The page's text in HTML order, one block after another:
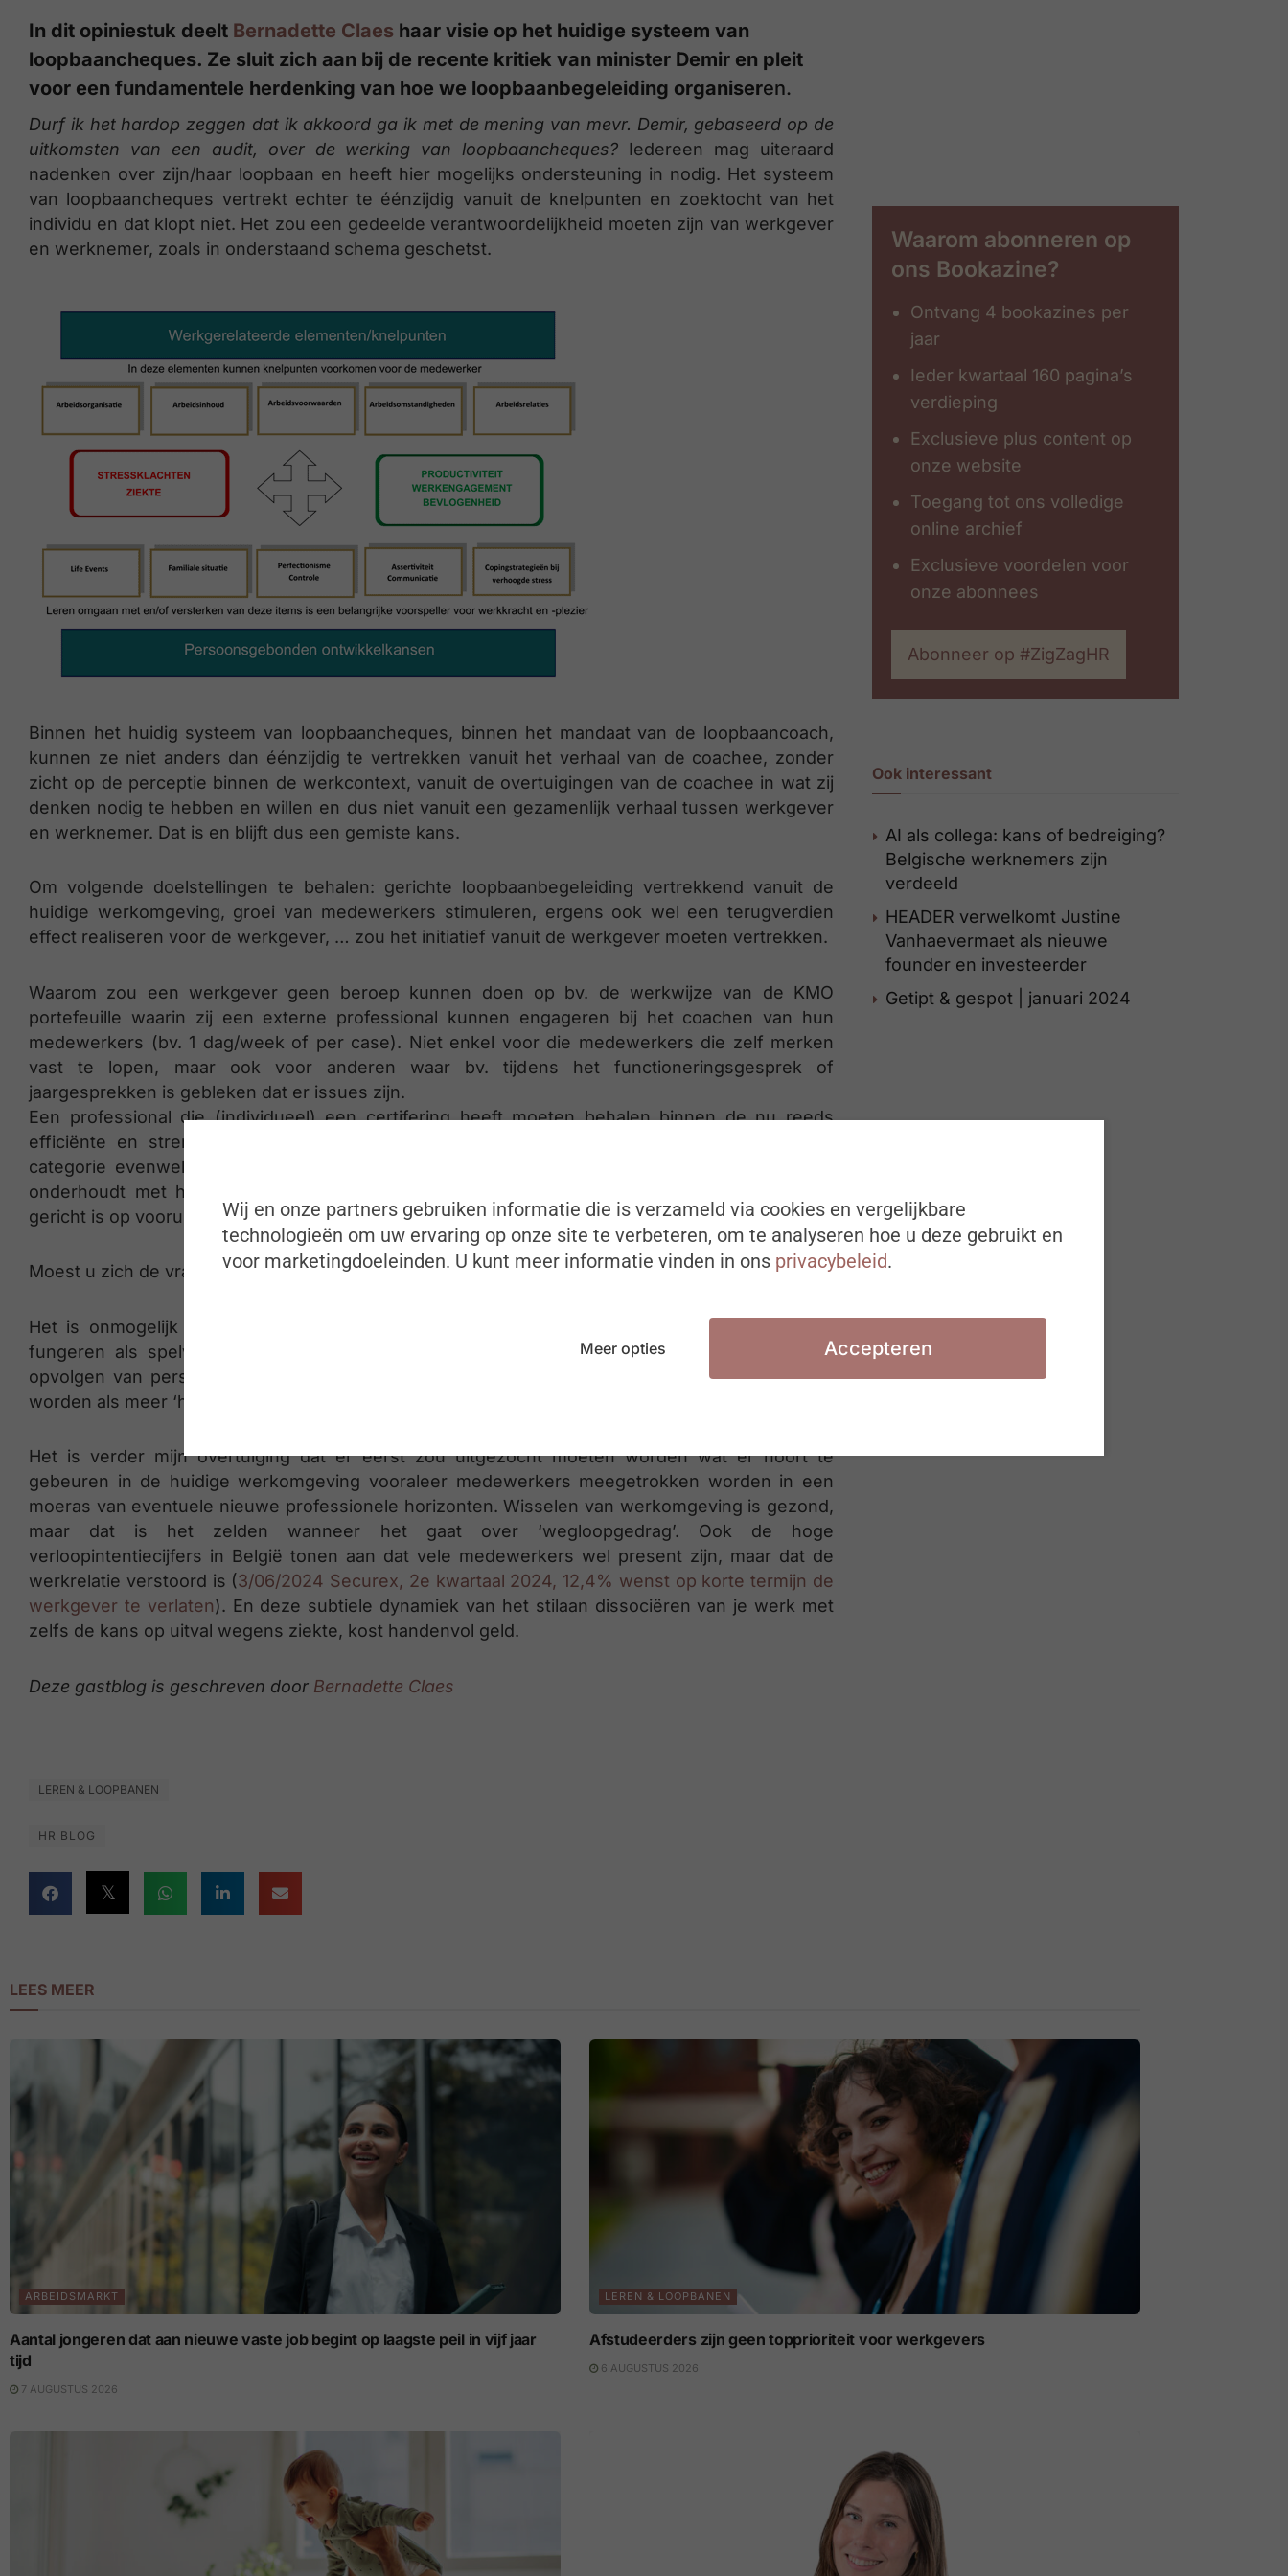
In dit opiniestuk deelt Bernadette Claes haar visie op het huidige systeem van
loopbaancheques. Ze sluit zich aan bij de recente kritiek van minister Demir en pleit
voor een fundamentele herdenking van hoe we loopbaanbegeleiding organiseren.
Durf ik het hardop zeggen dat ik akkoord ga ik met de mening van mevr. Demir, gebaseerd op de
uitkomsten van een audit, over de werking van loopbaancheques? Iedereen mag uiteraard
nadenken over zijn/haar loopbaan en heeft hier mogelijks ondersteuning in nodig. Het systeem
van loopbaancheques vertrekt echter te éénzijdig vanuit de knelpunten en zoektocht van het
individu en dat klopt niet. Het zou een gedeelde verantwoordelijkheid moeten zijn van werkgever
en werknemer, zoals in onderstaand schema geschetst.
Binnen het huidig systeem van loopbaancheques, binnen het mandaat van de loopbaancoach,
kunnen ze niet anders dan éénzijdig te vertrekken vanuit het verhaal van de coachee, zonder
zicht op de perceptie binnen de werkcontext, vanuit de overtuigingen van de coachee in wat zij
denken nodig te hebben en willen en dus niet vanuit een gezamenlijk verhaal tussen werkgever
en werknemer. Dat is en blijft dus een gemiste kans.
Om volgende doelstellingen te behalen: gerichte loopbaanbegeleiding vertrekkend vanuit de
huidige werkomgeving, groei van medewerkers stimuleren, ergens ook wel een terugverdien
effect realiseren voor de werkgever, … zou het initiatief vanuit de werkgever moeten vertrekken.
Waarom zou een werkgever geen beroep kunnen doen op bv. de werkwijze van de KMO
portefeuille waarin zij een externe professional kunnen engageren bij het coachen van hun
medewerkers (bv. 1 dag/week of per case). Niet enkel voor die medewerkers die zelf merken
vast te lopen, maar ook voor anderen waar bv. tijdens het functioneringsgesprek of
jaargesprekken is gebleken dat er issues zijn.
Een professional die (individueel) een certifering heeft moeten behalen binnen de nu reeds
efficiënte en strenge auditvoorwaarden van de KMO portefeuille (aan te passen aan deze
categorie evenwel). Een professional die de gebruiken van het bedrijf leert kennen, contact
onderhoudt met het management, bemiddelend en coachend optreedt, als extern klankbord
gericht is op vooruitgang en groei voor zowel de medewerkers als het bedrijf.
Moest u zich de vraag stellen of dit niet aan HR afdelingen toekomt?
Het is onmogelijk voor de HR afdelingen om deze specifieke rol op te nemen aangezien zij
fungeren als spelverdeler en aanvuurder van het management in het aanwerven, opleiden,
opvolgen van personeelsdossiers, … van medewerkers. Zij zullen intern steeds gepercipieerd
worden als meer ‘horend bij het management’.
Het is verder mijn overtuiging dat er eerst zou uitgezocht moeten worden wat er hoort te
gebeuren in de huidige werkomgeving vooraleer medewerkers meegetrokken worden in een
moeras van eventuele nieuwe professionele horizonten. Wisselen van werkomgeving is gezond,
maar dat is het zelden wanneer het gaat over ‘wegloopgedrag’. Ook de hoge
verloopintentiecijfers in België tonen aan dat vele medewerkers wel present zijn, maar dat de
werkrelatie verstoord is (3/06/2024 Securex, 2e kwartaal 2024, 12,4% wenst op korte termijn de
werkgever te verlaten). En deze subtiele dynamiek van het stilaan dissociëren van je werk met
zelfs de kans op uitval wegens ziekte, kost handenvol geld.
Deze gastblog is geschreven door Bernadette Claes
LEREN & LOOPBANEN
HR BLOG
Waarom abonneren op
ons Bookazine?
Ontvang 4 bookazines per
jaar
Ieder kwartaal 160 pagina’s
verdieping
Exclusieve plus content op
onze website
Toegang tot ons volledige
online archief
Exclusieve voordelen voor
onze abonnees
Abonneer op #ZigZagHR
Ook interessant
AI als collega: kans of bedreiging?
Belgische werknemers zijn
verdeeld
HEADER verwelkomt Justine
Vanhaevermaet als nieuwe
founder en investeerder
Getipt & gespot | januari 2024
LEES MEER
ARBEIDSMARKT
Aantal jongeren dat aan nieuwe vaste job begint op laagste peil in vijf jaar
tijd
7 AUGUSTUS 2026
LEREN & LOOPBANEN
Afstudeerders zijn geen topprioriteit voor werkgevers
6 AUGUSTUS 2026
Wij en onze partners gebruiken informatie die is verzameld via cookies en vergelijkbare
technologieën om uw ervaring op onze site te verbeteren, om te analyseren hoe u deze gebruikt en
voor marketingdoeleinden. U kunt meer informatie vinden in ons privacybeleid.
Meer opties Accepteren